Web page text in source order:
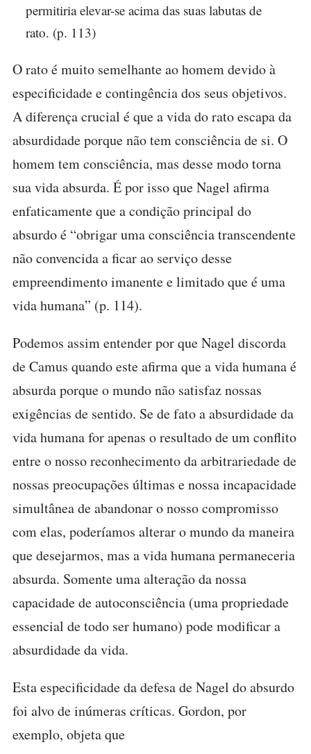
permitiria elevar-se acima das suas labutas de
rato. (p. 113)
O rato é muito semelhante ao homem devido à
especificidade e contingência dos seus objetivos.
A diferença crucial é que a vida do rato escapa da
absurdidade porque não tem consciência de si. O
homem tem consciência, mas desse modo torna
sua vida absurda. É por isso que Nagel afirma
enfaticamente que a condição principal do
absurdo é “obrigar uma consciência transcendente
não convencida a ficar ao serviço desse
empreendimento imanente e limitado que é uma
vida humana” (p. 114).
Podemos assim entender por que Nagel discorda
de Camus quando este afirma que a vida humana é
absurda porque o mundo não satisfaz nossas
exigências de sentido. Se de fato a absurdidade da
vida humana for apenas o resultado de um conflito
entre o nosso reconhecimento da arbitrariedade de
nossas preocupações últimas e nossa incapacidade
simultânea de abandonar o nosso compromisso
com elas, poderíamos alterar o mundo da maneira
que desejarmos, mas a vida humana permaneceria
absurda. Somente uma alteração da nossa
capacidade de autoconsciência (uma propriedade
essencial de todo ser humano) pode modificar a
absurdidade da vida.
Esta especificidade da defesa de Nagel do absurdo
foi alvo de inúmeras críticas. Gordon, por
exemplo, objeta que